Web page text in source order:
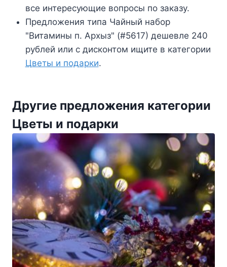
все интересующие вопросы по заказу.
Предложения типа Чайный набор
"Витамины п. Архыз" (#5617) дешевле 240
рублей или с дисконтом ищите в категории
Цветы и подарки.
Другие предложения категории
Цветы и подарки